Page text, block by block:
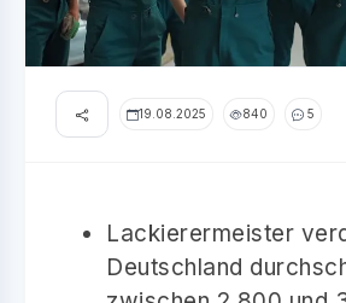
19.08.2025 840 5
Lackierermeister
Deutschland